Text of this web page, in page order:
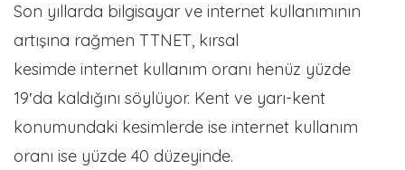
Son yıllarda bilgisayar ve internet kullanımının
artışına rağmen TTNET, kırsal
kesimde internet kullanım oranı henüz yüzde
19′da kaldığını söylüyor. Kent ve yarı-kent
konumundaki kesimlerde ise internet kullanım
oranı ise yüzde 40 düzeyinde.